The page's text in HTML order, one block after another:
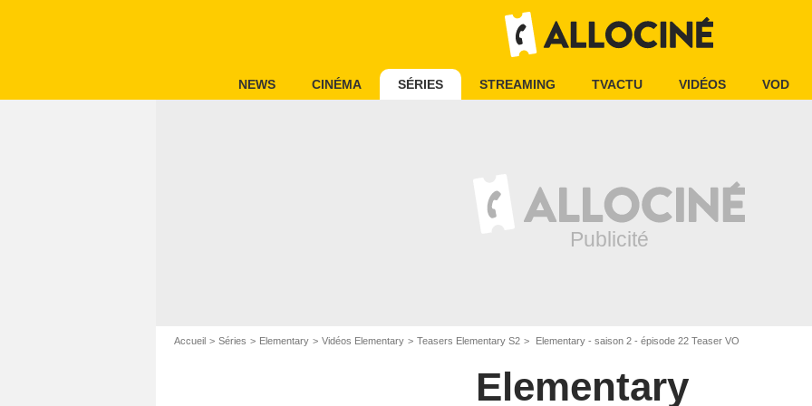
NEWS CINÉMA SÉRIES STREAMING TVACTU VIDÉOS VOD
Accueil Séries Elementary Vidéos Elementary Teasers Elementary S2 Elementary - saison 2 - épisode 22 Teaser VO
Elementary